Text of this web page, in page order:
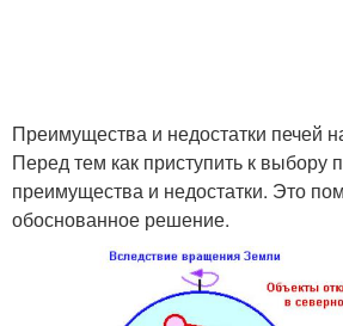
Дровяная печь
Металлические печи
Преимущества и недостатки печей
Перед тем как приступить к выбору
преимущества и недостатки. Это
обоснованное решение.